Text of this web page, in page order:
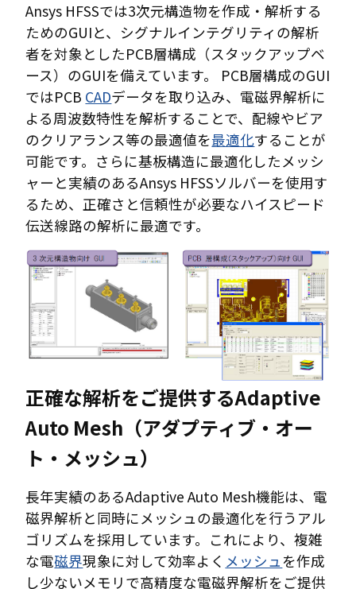
Ansys HFSSでは3次元構造物を作成・解析する
ためのGUIと、シグナルインテグリティの解析
者を対象としたPCB層構成（スタックアップベ
ース）のGUIを備えています。 PCB層構成のGUI
ではPCB CADデータを取り込み、電磁界解析に
よる周波数特性を解析することで、配線やビア
のクリアランス等の最適値を最適化することが
可能です。さらに基板構造に最適化したメッシ
ャーと実績のあるAnsys HFSSソルバーを使用す
るため、正確さと信頼性が必要なハイスピード
伝送線路の解析に最適です。
正確な解析をご提供するAdaptive
Auto Mesh（アダプティブ・オー
ト・メッシュ）
長年実績のあるAdaptive Auto Mesh機能は、電
磁界解析と同時にメッシュの最適化を行うアル
ゴリズムを採用しています。これにより、複雑
な電磁界現象に対して効率よく メッシュ を作成
し少ないメモリで高精度な電磁界解析をご提供